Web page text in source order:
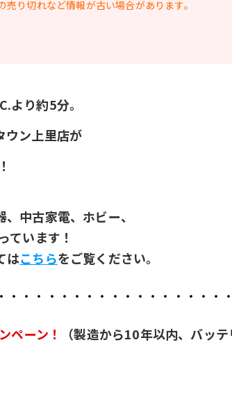
り切れなど情報が古い場合があります。
より約5分。
ウン上里店が
中古家電、﻿ホビー、
ています！
はこちらをご覧ください。
・・・・・・・・・・・・・・・・・
ペーン！
（製造から10年以内、バッ